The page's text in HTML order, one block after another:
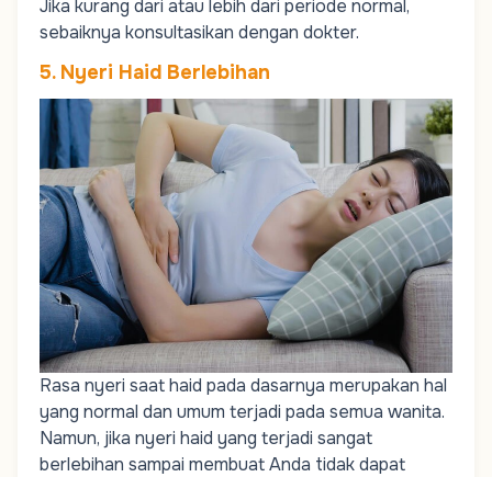
Jika kurang dari atau lebih dari periode normal,
sebaiknya konsultasikan dengan dokter.
5. Nyeri Haid Berlebihan
Rasa nyeri saat haid pada dasarnya merupakan hal
yang normal dan umum terjadi pada semua wanita.
Namun, jika nyeri haid yang terjadi sangat
berlebihan sampai membuat Anda tidak dapat